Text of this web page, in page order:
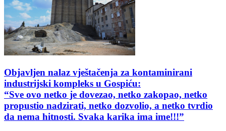
Objavljen nalaz vještačenja za kontaminirani
industrijski kompleks u Gospiću:
“Sve ovo netko je dovezao, netko zakopao, netko
propustio nadzirati, netko dozvolio, a netko tvrdio
da nema hitnosti. Svaka karika ima ime!!!”